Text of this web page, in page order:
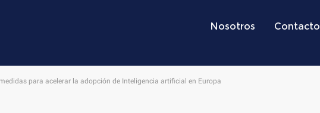
Nosotros Contacto
para acelerar la adopción de Inteligencia artificial en Europa